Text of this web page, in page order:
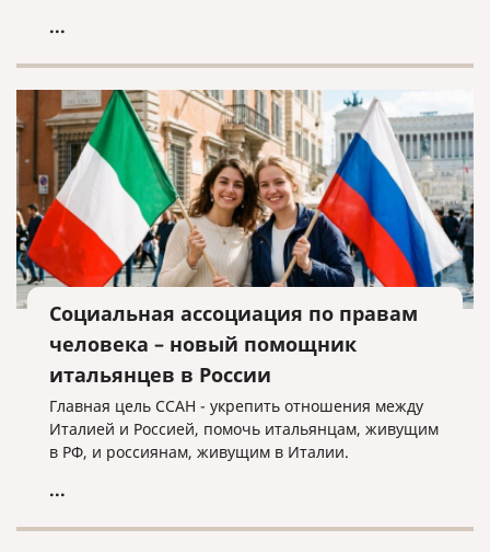
...
Социальная ассоциация по правам
человека – новый помощник
итальянцев в России
Главная цель ССАН - укрепить отношения между
Италией и Россией, помочь итальянцам, живущим
в РФ, и россиянам, живущим в Италии.
...